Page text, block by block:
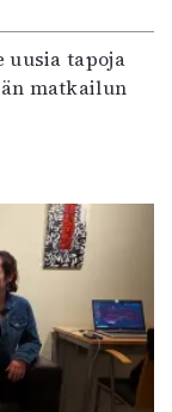
uusia tapoja
matkailun